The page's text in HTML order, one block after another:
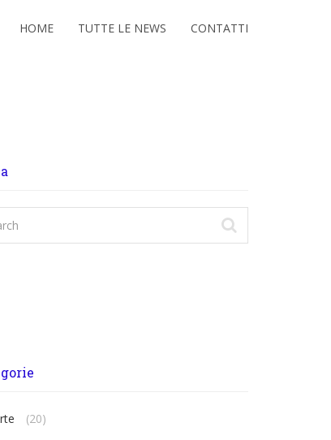
HOME TUTTE LE NEWS CONTATTI
(20)